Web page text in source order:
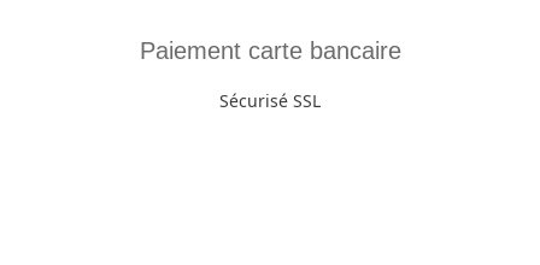
Paiement carte bancaire
Sécurisé SSL